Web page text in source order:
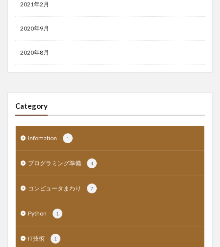
2021年2月
2020年9月
2020年8月
Category
Infomation 1
プログラミング準備 4
コンピュータまわり 7
Python 1
IT技術 1